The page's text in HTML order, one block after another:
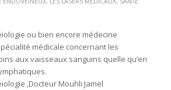
ou bien encore médecine
médicale concernant les
aux vaisseaux sanguins quelle qu’en
,Docteur Mouhli Jamel